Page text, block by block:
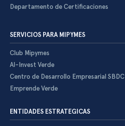
Departamento de Certificaciones
SERVICIOS PARA MIPYMES
Club Mipymes
Al-Invest Verde
Centro de Desarrollo Empresarial SBDC
Emprende Verde
ENTIDADES ESTRATEGICAS